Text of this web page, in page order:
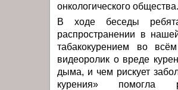
онкологического общества.
В ходе беседы
распространении в
табакокурением во
видеоролик о вреде
дыма, и чем рискует
курения» помогла